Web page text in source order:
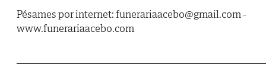
Pésames por internet: funerariaacebo@gmail.com -
www.funerariaacebo.com